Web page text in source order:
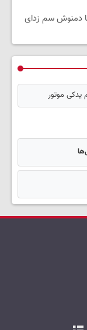
دمنوش سم زدای
یدکی موتور